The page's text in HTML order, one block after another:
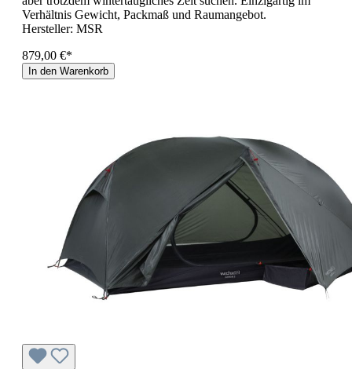
Verhältnis Gewicht, Packmaß und Raumangebot.
Hersteller: MSR
879,00 €*
In den Warenkorb